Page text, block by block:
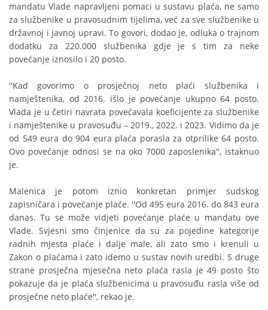
mandatu Vlade napravljeni pomaci u sustavu plaća, ne samo
za službenike u pravosudnim tijelima, već za sve službenike u
državnoj i javnoj upravi. To govori, dodao je, odluka o trajnom
dodatku za 220.000 službenika gdje je s tim za neke
povećanje iznosilo i 20 posto.
''Kad govorimo o prosječnoj neto plaći službenika i
namještenika, od 2016. išlo je povećanje ukupno 64 posto.
Vlada je u četiri navrata povećavala koeficijente za službenike
i namještenike u pravosuđu – 2019., 2022. i 2023. Vidimo da je
od 549 eura do 904 eura plaća porasla za otprilike 64 posto.
Ovo povećanje odnosi se na oko 7000 zaposlenika'', istaknuo
je.
Malenica je potom iznio konkretan primjer sudskog
zapisničara i povećanje plaće. ''Od 495 eura 2016. do 843 eura
danas. Tu se može vidjeti povećanje plaće u mandatu ove
Vlade. Svjesni smo činjenice da su za pojedine kategorije
radnih mjesta plaće i dalje male, ali zato smo i krenuli u
Zakon o plaćama i zato idemo u sustav novih uredbi. S druge
strane prosječna mjesečna neto plaća rasla je 49 posto što
pokazuje da je plaća službenicima u pravosuđu rasla više od
prosječne neto plaće'', rekao je.